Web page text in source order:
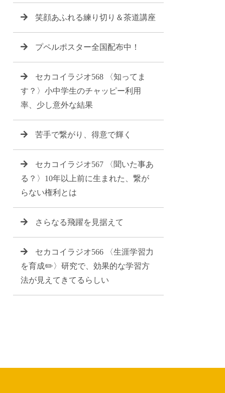
笑顔あふれる練り切り＆茶道講座
プペルポスター全国配布中！
セカコイラジオ568 〈知ってま
す？〉小中学生のチャッピー利用
率、少し意外な結果
苦手で繋がり、得意で輝く
セカコイラジオ567 〈聞いた事あ
る？〉10年以上前に生まれた、繋が
らない権利とは
さらなる飛躍を見据えて
セカコイラジオ566 〈生涯学習力
を育成✏️〉研究で、効果的な学習方
法が見えてきてるらしい